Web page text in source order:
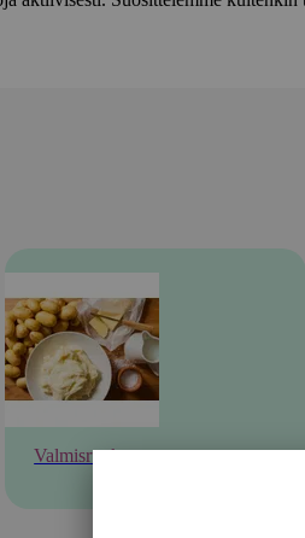
Valmisruoka